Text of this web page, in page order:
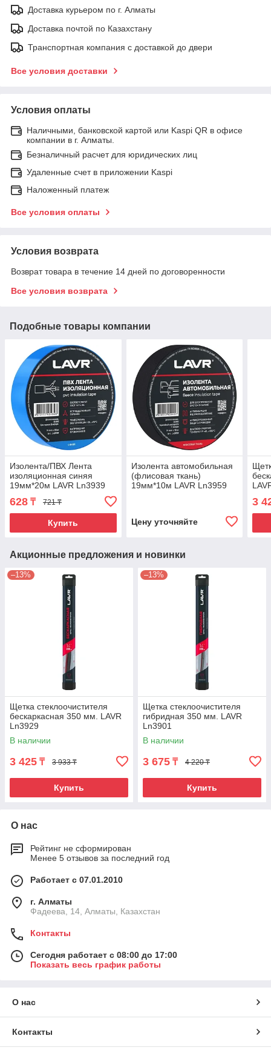
Доставка курьером по г. Алматы
Доставка почтой по Казахстану
Транспортная компания с доставкой до двери
Все условия доставки
Условия оплаты
Наличными, банковской картой или Kaspi QR в офисе
компании в г. Алматы.
Безналичный расчет для юридических лиц
Удаленные счет в приложении Kaspi
Наложенный платеж
Все условия оплаты
Условия возврата
Возврат товара в течение 14 дней по договоренности
Все условия возврата
Подобные товары компании
Изолента/ПВХ Лента
изоляционная синяя
19мм*20м LAVR Ln3939
628 ₸ 721 ₸
Купить
Изолента автомобильная
(флисовая ткань)
19мм*10м LAVR Ln3959
Цену уточняйте
3
Акционные предложения и новинки
–13%
Щетка стеклоочистителя
бескаркасная 350 мм. LAVR
Ln3929
В наличии
3 425 ₸ 3 933 ₸
Купить
–13%
Щетка стеклоочистителя
гибридная 350 мм. LAVR
Ln3901
В наличии
3 675 ₸ 4 220 ₸
Купить
О нас
Рейтинг не сформирован
Менее 5 отзывов за последний год
Работает с 07.01.2010
г. Алматы
Фадеева, 14, Алматы, Казахстан
Контакты
Сегодня работает с 08:00 до 17:00
Показать весь график работы
О нас
Контакты